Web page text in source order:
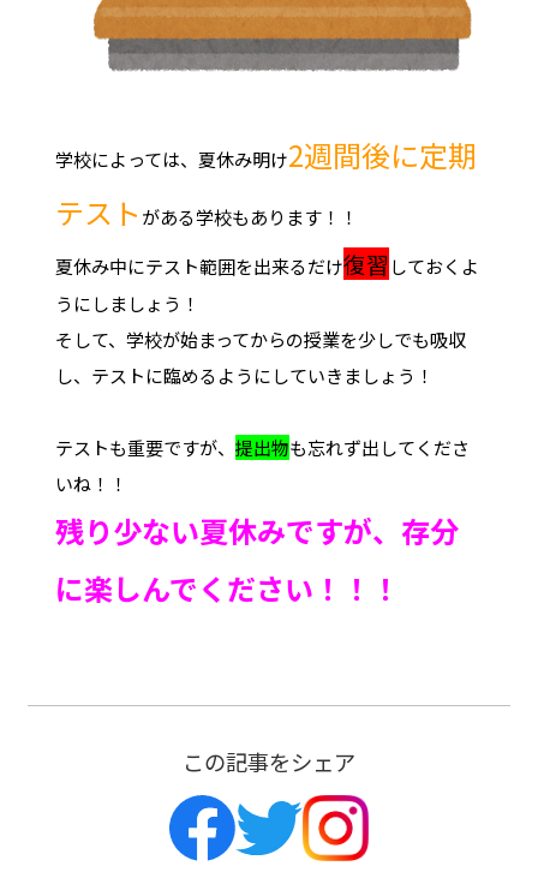
学校によっては、夏休み明け2週間後に定期
テスト がある学校もあります！！
夏休み中にテスト範囲を出来るだけ復習 しておくよ
うにしましょう！
そして、学校が始まってからの授業を少しでも吸収
し、テストに臨めるようにしていきましょう！
テストも重要ですが、 提出物も忘れず出してくださ
いね！！
残り少ない夏休みですが、存分
に楽しんでください！！！
この記事をシェア